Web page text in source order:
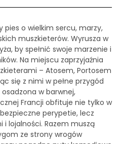
pies o wielkim sercu, marzy,
muszkieterów. Wyrusza w
by spełnić swoje marzenie i
Na miejscu zaprzyjaźnia
– Atosem, Portosem
się z nimi w pełne przygód
w barwnej,
Francji obfituje nie tylko w
perypetie, lecz
i lojalności. Razem muszą
ze strony wrogów